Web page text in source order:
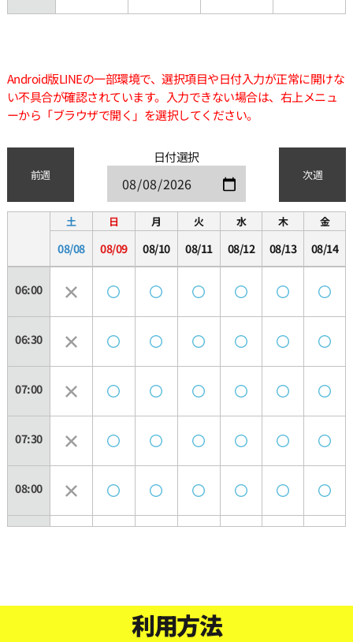
Android版LINEの一部環境で、選択項目や日付入力が正常に開けな
い不具合が確認されています。入力できない場合は、右上メニュ
ーから「ブラウザで開く」を選択してください。
前週
日付選択
次週
土
08/08
日
08/09
月
08/10
火
08/11
水
08/12
木
08/13
金
08/14
06:00
06:30
07:00
07:30
08:00
利用方法